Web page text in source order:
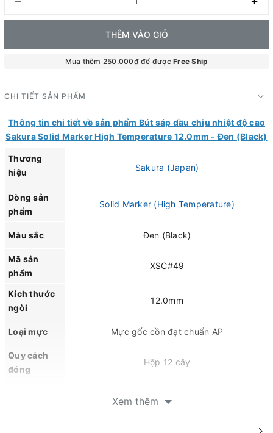
THÊM VÀO GIỎ
Mua thêm 250.000₫ để đượcFree Ship
CHI TIẾT SẢN PHẨM
Thông tin chi tiết về sản phẩm Bút sáp dầu chịu nhiệt độ cao
Sakura Solid Marker High Temperature 12.0mm - Đen (Black)
Thương
hiệu
Sakura (Japan)
Dòng sản
phẩm
Solid Marker (High Temperature)
Màu sắc Đen (Black)
Mã sản
phẩm
XSC#49
Kích thước
ngòi
12.0mm
Loại mực Mực gốc cồn đạt chuẩn AP
Quy cách
đóng
Hộp 12 cây
chịu nhiệt cao -10°C đến 200°C và hạn chế
Xem thêm